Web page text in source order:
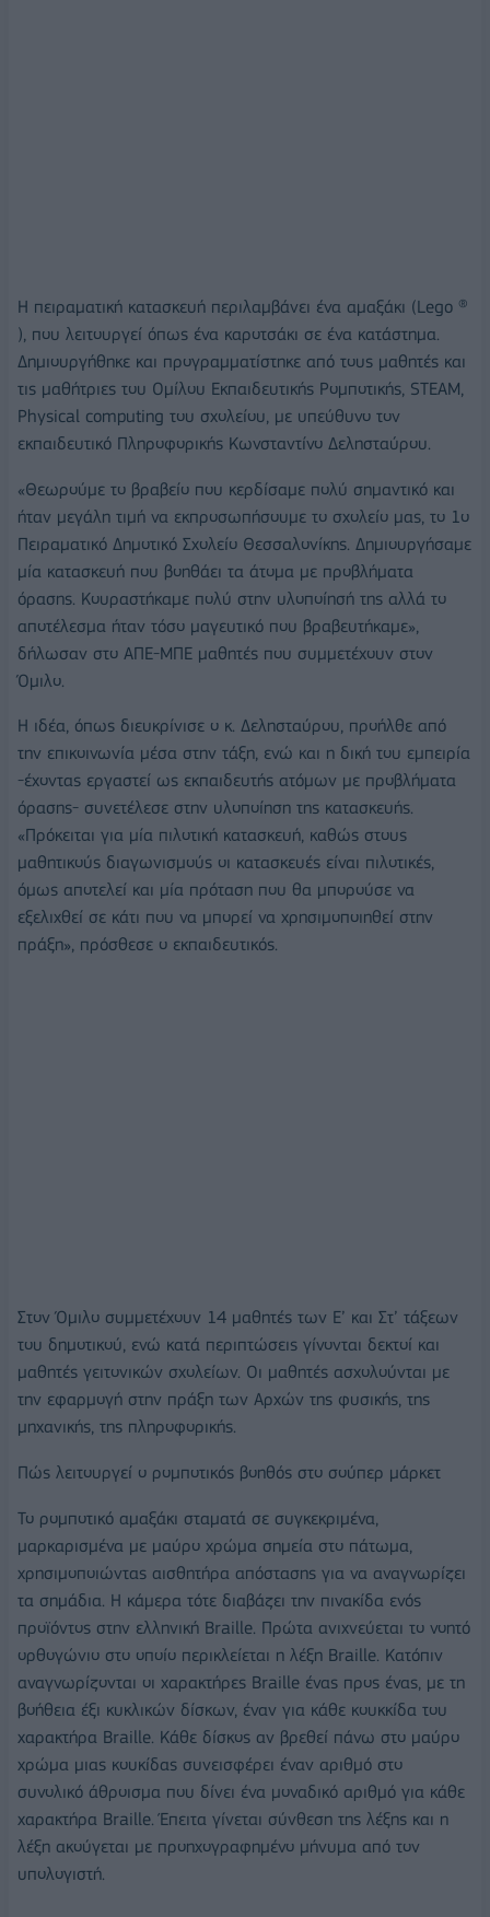
Η πειραματική κατασκευή περιλαμβάνει ένα αμαξάκι (Lego ®
), που λειτουργεί όπως ένα καροτσάκι σε ένα κατάστημα.
Δημιουργήθηκε και προγραμματίστηκε από τους μαθητές και
τις μαθήτριες του Ομίλου Εκπαιδευτικής Ρομποτικής, STEAM,
Physical computing του σχολείου, με υπεύθυνο τον
εκπαιδευτικό Πληροφορικής Κωνσταντίνο Δελησταύρου.
«Θεωρούμε το βραβείο που κερδίσαμε πολύ σημαντικό και
ήταν μεγάλη τιμή να εκπροσωπήσουμε το σχολείο μας, το 1ο
Πειραματικό Δημοτικό Σχολείο Θεσσαλονίκης. Δημιουργήσαμε
μία κατασκευή που βοηθάει τα άτομα με προβλήματα
όρασης. Κουραστήκαμε πολύ στην υλοποίησή της αλλά το
αποτέλεσμα ήταν τόσο μαγευτικό που βραβευτήκαμε»,
δήλωσαν στο ΑΠΕ-ΜΠΕ μαθητές που συμμετέχουν στον
Όμιλο.
Η ιδέα, όπως διευκρίνισε ο κ. Δελησταύρου, προήλθε από
την επικοινωνία μέσα στην τάξη, ενώ και η δική του εμπειρία
-έχοντας εργαστεί ως εκπαιδευτής ατόμων με προβλήματα
όρασης- συνετέλεσε στην υλοποίηση της κατασκευής.
«Πρόκειται για μία πιλοτική κατασκευή, καθώς στους
μαθητικούς διαγωνισμούς οι κατασκευές είναι πιλοτικές,
όμως αποτελεί και μία πρόταση που θα μπορούσε να
εξελιχθεί σε κάτι που να μπορεί να χρησιμοποιηθεί στην
πράξη», πρόσθεσε ο εκπαιδευτικός.
Στον Όμιλο συμμετέχουν 14 μαθητές των Ε’ και Στ’ τάξεων
του δημοτικού, ενώ κατά περιπτώσεις γίνονται δεκτοί και
μαθητές γειτονικών σχολείων. Οι μαθητές ασχολούνται με
την εφαρμογή στην πράξη των Αρχών της φυσικής, της
μηχανικής, της πληροφορικής.
Πώς λειτουργεί ο ρομποτικός βοηθός στο σούπερ μάρκετ
Το ρομποτικό αμαξάκι σταματά σε συγκεκριμένα,
μαρκαρισμένα με μαύρο χρώμα σημεία στο πάτωμα,
χρησιμοποιώντας αισθητήρα απόστασης για να αναγνωρίζει
τα σημάδια. Η κάμερα τότε διαβάζει την πινακίδα ενός
προϊόντος στην ελληνική Braille. Πρώτα ανιχνεύεται το νοητό
ορθογώνιο στο οποίο περικλείεται η λέξη Braille. Κατόπιν
αναγνωρίζονται οι χαρακτήρες Braille ένας προς ένας, με τη
βοήθεια έξι κυκλικών δίσκων, έναν για κάθε κουκκίδα του
χαρακτήρα Braille. Κάθε δίσκος αν βρεθεί πάνω στο μαύρο
χρώμα μιας κουκίδας συνεισφέρει έναν αριθμό στο
συνολικό άθροισμα που δίνει ένα μοναδικό αριθμό για κάθε
χαρακτήρα Braille. Έπειτα γίνεται σύνθεση της λέξης και η
λέξη ακούγεται με προηχογραφημένο μήνυμα από τον
υπολογιστή.